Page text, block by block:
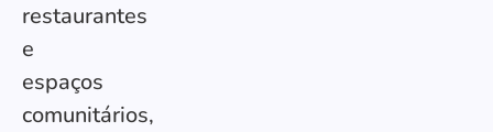
restaurantes
e
espaços
comunitários,